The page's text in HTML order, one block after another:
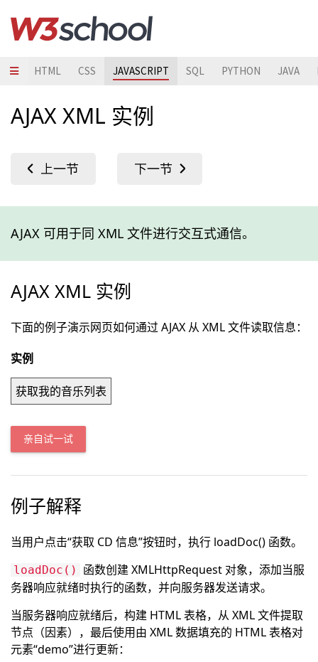
HTML CSS JAVASCRIPT SQL PYTHON JAVA
AJAX XML 实例
AJAX 可用于同 XML 文件进行交互式通信。
AJAX XML 实例
下面的例子演示网页如何通过 AJAX 从 XML 文件读取信息：
实例
获取我的音乐列表
亲自试一试
例子解释
当用户点击“获取 CD 信息”按钮时，执行 loadDoc() 函数。
loadDoc()
函数创建 XMLHttpRequest 对象，添加当服
务器响应就绪时执行的函数，并向服务器发送请求。
当服务器响应就绪后，构建 HTML 表格，从 XML 文件提取
节点（因素），最后使用由 XML 数据填充的 HTML 表格对
元素“demo”进行更新：